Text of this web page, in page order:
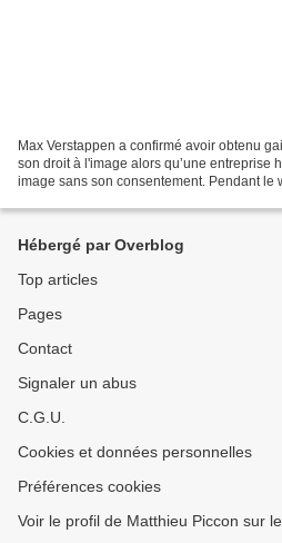
Max Verstappen a confirmé avoir obtenu
son droit à l'image alors qu’une entreprise
image sans son consentement. Pendant le
Hébergé par Overblog
Top articles
Pages
Contact
Signaler un abus
C.G.U.
Cookies et données personnelles
Préférences cookies
Voir le profil de Matthieu Piccon sur